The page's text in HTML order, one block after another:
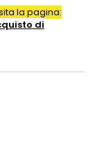
la pagina:
di